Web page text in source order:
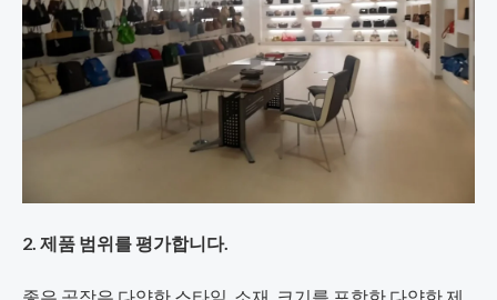
2. 제품 범위를 평가합니다.